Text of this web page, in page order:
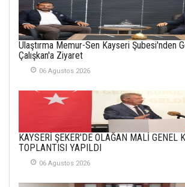
Ulaştırma Memur-Sen Kayseri Şubesi'nden
Çalışkan'a Ziyaret
06 Agustos 2026
KAYSERİ ŞEKER'DE OLAĞAN MALİ GENEL
TOPLANTISI YAPILDI
06 Agustos 2026